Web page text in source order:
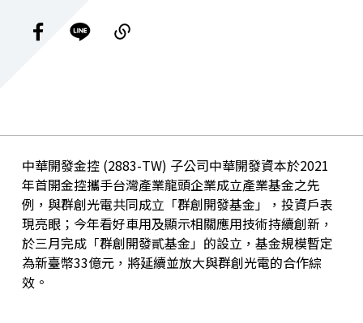
中華開發金控 (2883-TW) 子公司中華開發資本於2021
年首開金控攜手台灣產業龍頭企業成立產業基金之先
例，與群創光電共同成立「群創開發基金」，投資戶表
現亮眼；今年看好車用及顯示相關應用技術持續創新，
於三月完成「群創開發貳基金」的設立，基金規模暫定
為新臺幣33億元，將延續並放大與群創光電的合作綜
效。